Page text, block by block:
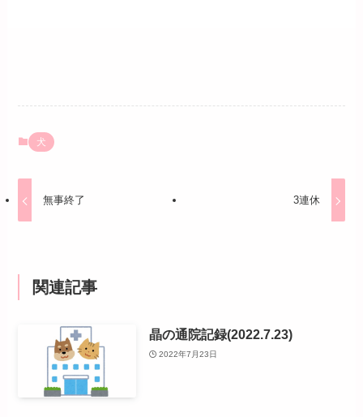
犬
無事終了 3連休
関連記事
晶の通院記録(2022.7.23)
2022年7月23日